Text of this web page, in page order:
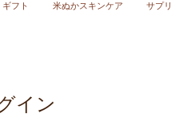
ギフト 米ぬかスキンケア サプリ
イン